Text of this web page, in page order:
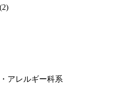
(2)
アレルギー科系